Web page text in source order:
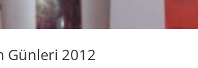
Günleri 2012